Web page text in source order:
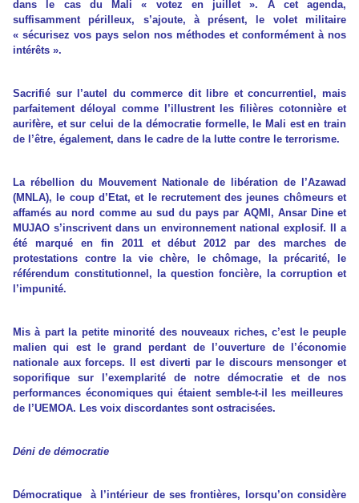
dans le cas du Mali « votez en juillet ». A cet agenda,
suffisamment périlleux, s’ajoute, à présent, le volet militaire
« sécurisez vos pays selon nos méthodes et conformément à nos
intérêts ».
Sacrifié sur l’autel du commerce dit libre et concurrentiel, mais
parfaitement déloyal comme l’illustrent les filières cotonnière et
aurifère, et sur celui de la démocratie formelle, le Mali est en train
de l’être, également, dans le cadre de la lutte contre le terrorisme.
La rébellion du Mouvement Nationale de libération de l’Azawad
(MNLA), le coup d’Etat, et le recrutement des jeunes chômeurs et
affamés au nord comme au sud du pays par AQMI, Ansar Dine et
MUJAO s’inscrivent dans un environnement national explosif. Il a
été marqué en fin 2011 et début 2012 par des marches de
protestations contre la vie chère, le chômage, la précarité, le
référendum constitutionnel, la question foncière, la corruption et
l’impunité.
Mis à part la petite minorité des nouveaux riches, c’est le peuple
malien qui est le grand perdant de l’ouverture de l’économie
nationale aux forceps. Il est diverti par le discours mensonger et
soporifique sur l’exemplarité de notre démocratie et de nos
performances économiques qui étaient semble-t-il les meilleures
de l’UEMOA. Les voix discordantes sont ostracisées.
Déni de démocratie
Démocratique à l’intérieur de ses frontières, lorsqu’on considère